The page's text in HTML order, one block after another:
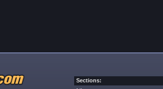
Sections: